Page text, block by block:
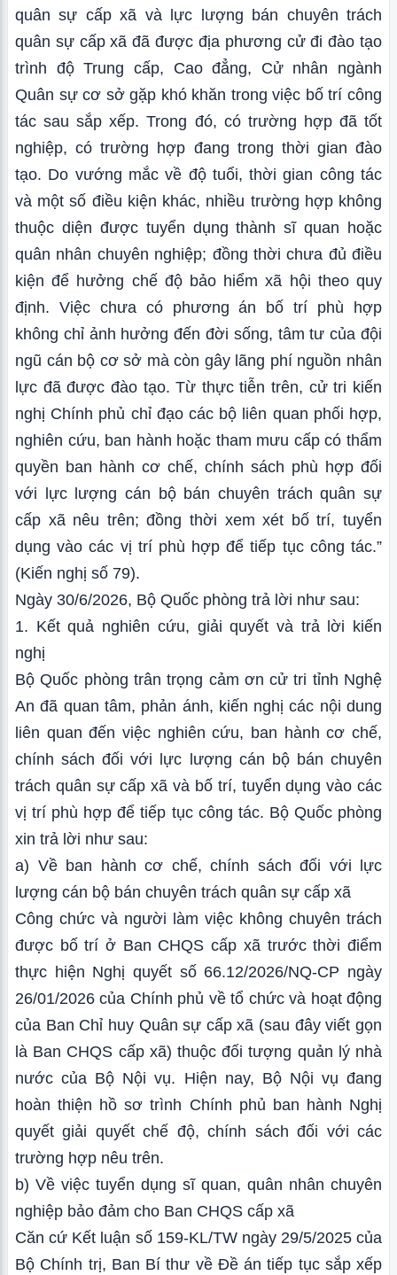
quân sự cấp xã và lực lượng bán chuyên trách
quân sự cấp xã đã được địa phương cử đi đào tạo
trình độ Trung cấp, Cao đẳng, Cử nhân ngành
Quân sự cơ sở gặp khó khăn trong việc bố trí công
tác sau sắp xếp. Trong đó, có trường hợp đã tốt
nghiệp, có trường hợp đang trong thời gian đào
tạo. Do vướng mắc về độ tuổi, thời gian công tác
và một số điều kiện khác, nhiều trường hợp không
thuộc diện được tuyển dụng thành sĩ quan hoặc
quân nhân chuyên nghiệp; đồng thời chưa đủ điều
kiện để hưởng chế độ bảo hiểm xã hội theo quy
định. Việc chưa có phương án bố trí phù hợp
không chỉ ảnh hưởng đến đời sống, tâm tư của đội
ngũ cán bộ cơ sở mà còn gây lãng phí nguồn nhân
lực đã được đào tạo. Từ thực tiễn trên, cử tri kiến
nghị Chính phủ chỉ đạo các bộ liên quan phối hợp,
nghiên cứu, ban hành hoặc tham mưu cấp có thẩm
quyền ban hành cơ chế, chính sách phù hợp đối
với lực lượng cán bộ bán chuyên trách quân sự
cấp xã nêu trên; đồng thời xem xét bố trí, tuyển
dụng vào các vị trí phù hợp để tiếp tục công tác.”
(Kiến nghị số 79).
Ngày 30/6/2026, Bộ Quốc phòng trả lời như sau:
1. Kết quả nghiên cứu, giải quyết và trả lời kiến
nghị
Bộ Quốc phòng trân trọng cảm ơn cử tri tỉnh Nghệ
An đã quan tâm, phản ánh, kiến nghị các nội dung
liên quan đến việc nghiên cứu, ban hành cơ chế,
chính sách đối với lực lượng cán bộ bán chuyên
trách quân sự cấp xã và bố trí, tuyển dụng vào các
vị trí phù hợp để tiếp tục công tác. Bộ Quốc phòng
xin trả lời như sau:
a) Về ban hành cơ chế, chính sách đối với lực
lượng cán bộ bán chuyên trách quân sự cấp xã
Công chức và người làm việc không chuyên trách
được bố trí ở Ban CHQS cấp xã trước thời điểm
thực hiện Nghị quyết số 66.12/2026/NQ-CP ngày
26/01/2026 của Chính phủ về tổ chức và hoạt động
của Ban Chỉ huy Quân sự cấp xã (sau đây viết gọn
là Ban CHQS cấp xã) thuộc đối tượng quản lý nhà
nước của Bộ Nội vụ. Hiện nay, Bộ Nội vụ đang
hoàn thiện hồ sơ trình Chính phủ ban hành Nghị
quyết giải quyết chế độ, chính sách đối với các
trường hợp nêu trên.
b) Về việc tuyển dụng sĩ quan, quân nhân chuyên
nghiệp bảo đảm cho Ban CHQS cấp xã
Căn cứ Kết luận số 159-KL/TW ngày 29/5/2025 của
Bộ Chính trị, Ban Bí thư về Đề án tiếp tục sắp xếp